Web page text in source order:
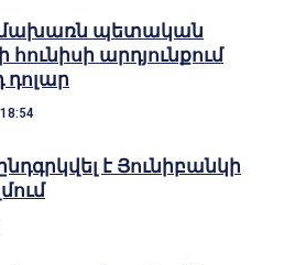
պետական
արդյունքում
դոլար
է Յունիբանկի